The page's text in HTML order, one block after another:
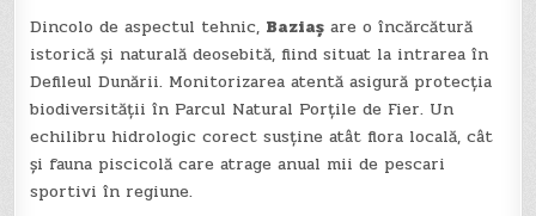
Dincolo de aspectul tehnic, Baziaș are o încărcătură
istorică și naturală deosebită, fiind situat la intrarea în
Defileul Dunării. Monitorizarea atentă asigură protecția
biodiversității în Parcul Natural Porțile de Fier. Un
echilibru hidrologic corect susține atât flora locală, cât
și fauna piscicolă care atrage anual mii de pescari
sportivi în regiune.